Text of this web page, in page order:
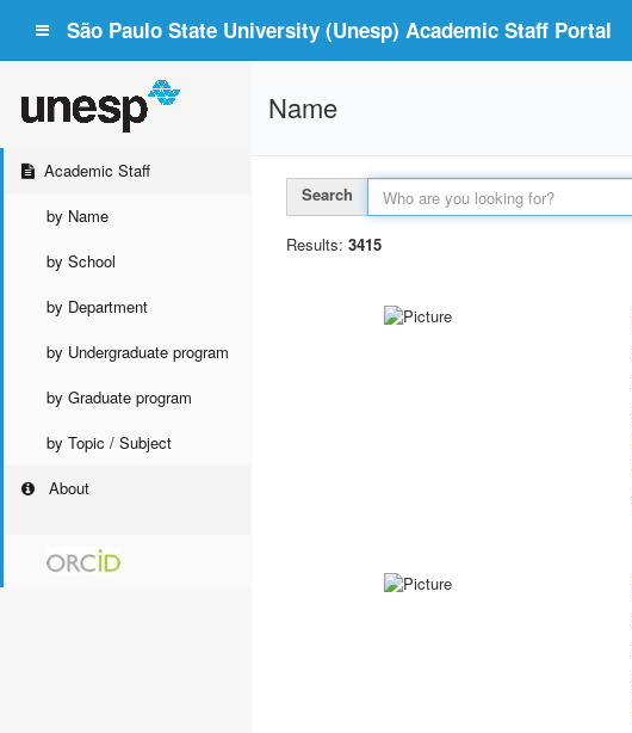
São Paulo State University (Unesp) Academic Staff Portal
Academic Staff
by Name
by School
by Department
by Undergraduate program
by Graduate program
by Topic / Subject
About
Name
Search
Results: 3415